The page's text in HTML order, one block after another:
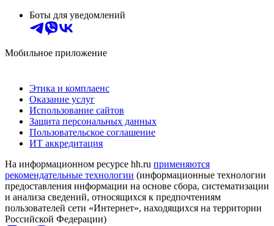
Боты для уведомлений
Мобильное приложение
Этика и комплаенс
Оказание услуг
Использование сайтов
Защита персональных данных
Пользовательское соглашение
ИТ аккредитация
На информационном ресурсе hh.ru применяются
рекомендательные технологии (информационные технологии
предоставления информации на основе сбора, систематизации
и анализа сведений, относящихся к предпочтениям
пользователей сети «Интернет», находящихся на территории
Российской Федерации)